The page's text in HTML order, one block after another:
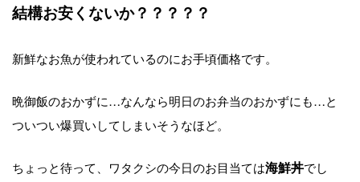
結構お安くないか？？？？？
新鮮なお魚が使われているのにお手頃価格です。
晩御飯のおかずに…なんなら明日のお弁当のおかずにも…と
ついつい爆買いしてしまいそうなほど。
ちょっと待って、ワタクシの今日のお目当ては海鮮丼でし